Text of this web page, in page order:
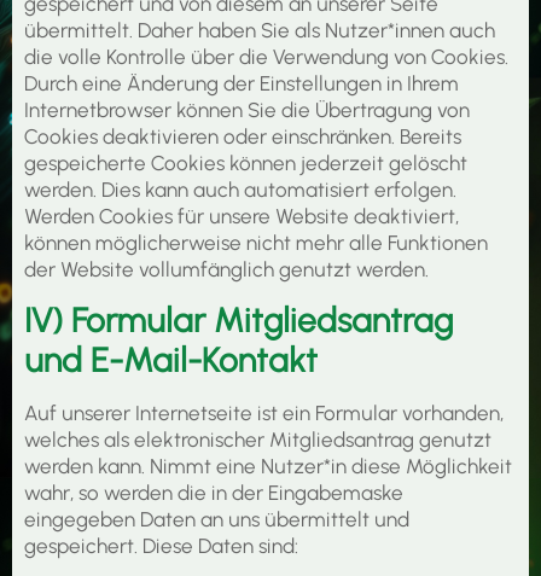
übermittelt. Daher haben Sie als Nutzer*innen auch
die volle Kontrolle über die Verwendung von Cookies.
Durch eine Änderung der Einstellungen in Ihrem
Internetbrowser können Sie die Übertragung von
Cookies deaktivieren oder einschränken. Bereits
gespeicherte Cookies können jederzeit gelöscht
werden. Dies kann auch automatisiert erfolgen.
Werden Cookies für unsere Website deaktiviert,
können möglicherweise nicht mehr alle Funktionen
der Website vollumfänglich genutzt werden.
IV) Formular Mitgliedsantrag
und E-Mail-Kontakt
Auf unserer Internetseite ist ein Formular vorhanden,
welches als elektronischer Mitgliedsantrag genutzt
werden kann. Nimmt eine Nutzer*in diese Möglichkeit
wahr, so werden die in der Eingabemaske
eingegeben Daten an uns übermittelt und
gespeichert. Diese Daten sind: